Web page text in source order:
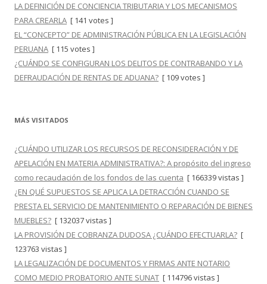
LA DEFINICIÓN DE CONCIENCIA TRIBUTARIA Y LOS MECANISMOS
PARA CREARLA [ 141 votes ]
EL “CONCEPTO” DE ADMINISTRACIÓN PÚBLICA EN LA LEGISLACIÓN
PERUANA [ 115 votes ]
¿CUÁNDO SE CONFIGURAN LOS DELITOS DE CONTRABANDO Y LA
DEFRAUDACIÓN DE RENTAS DE ADUANA? [ 109 votes ]
MÁS VISITADOS
¿CUÁNDO UTILIZAR LOS RECURSOS DE RECONSIDERACIÓN Y DE
APELACIÓN EN MATERIA ADMINISTRATIVA?: A propósito del ingreso
como recaudación de los fondos de las cuenta [ 166339 vistas ]
¿EN QUÉ SUPUESTOS SE APLICA LA DETRACCIÓN CUANDO SE
PRESTA EL SERVICIO DE MANTENIMIENTO O REPARACIÓN DE BIENES
MUEBLES? [ 132037 vistas ]
LA PROVISIÓN DE COBRANZA DUDOSA ¿CUÁNDO EFECTUARLA? [
123763 vistas ]
LA LEGALIZACIÓN DE DOCUMENTOS Y FIRMAS ANTE NOTARIO
COMO MEDIO PROBATORIO ANTE SUNAT [ 114796 vistas ]